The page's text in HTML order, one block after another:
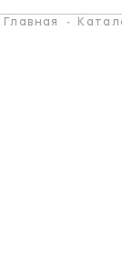
Главная -